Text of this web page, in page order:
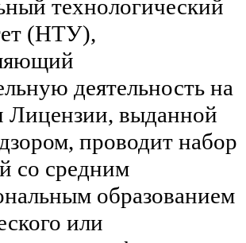
технологический
(НТУ),
деятельность на
Лицензии, выданной
проводит набор
со средним
образованием
или